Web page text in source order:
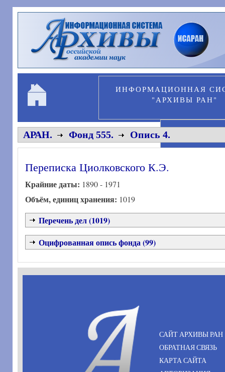
Перейти к основному содержанию
ИНФОРМАЦИОННАЯ
"АРХИВЫ РАН"
АРАН. Фонд 555. Опись 4.
Переписка Циолковского К.Э.
Крайние даты: 1890 - 1971
Объём, единиц хранения: 1019
Перечень дел (1019)
Оцифрованная опись фонда (99)
САЙТ АРХИВЫ РАН
ОБРАТНАЯ СВЯЗЬ
КАРТА САЙТА